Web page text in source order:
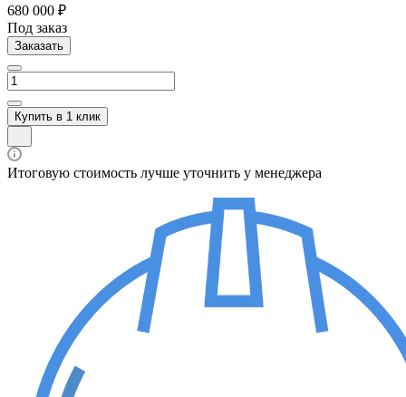
680 000 ₽
Под заказ
Заказать
Купить в 1 клик
Итоговую стоимость лучше уточнить у менеджера